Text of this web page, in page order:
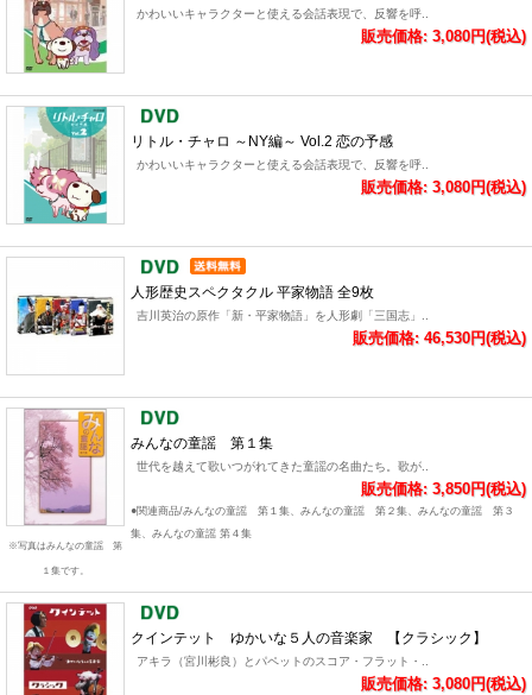
かわいいキャラクターと使える会話表現で、反響を呼..
販売価格: 3,080円(税込)
リトル・チャロ ～NY編～ Vol.2 恋の予感
かわいいキャラクターと使える会話表現で、反響を呼..
販売価格: 3,080円(税込)
人形歴史スペクタクル 平家物語 全9枚
吉川英治の原作「新・平家物語」を人形劇「三国志」..
販売価格: 46,530円(税込)
※写真はみんなの童謡 第
１集です。
みんなの童謡 第１集
世代を越えて歌いつがれてきた童謡の名曲たち。歌が..
販売価格: 3,850円(税込)
●関連商品/みんなの童謡 第１集、みんなの童謡 第２集、みんなの童謡 第３
集、みんなの童謡 第４集
クインテット ゆかいな５人の音楽家 【クラシック】
アキラ（宮川彬良）とパペットのスコア・フラット・..
販売価格: 3,080円(税込)